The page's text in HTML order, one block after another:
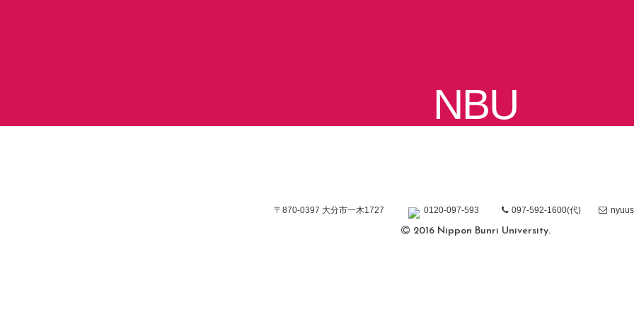
NBU
〒870-0397 大分市一木1727 0120-097-593 097-592-1600(代)
2016 Nippon Bunri University.